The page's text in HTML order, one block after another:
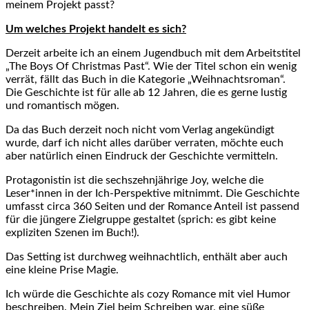
meinem Projekt passt?
Um welches Projekt handelt es sich?
Derzeit arbeite ich an einem Jugendbuch mit dem Arbeitstitel
„The Boys Of Christmas Past“. Wie der Titel schon ein wenig
verrät, fällt das Buch in die Kategorie „Weihnachtsroman“.
Die Geschichte ist für alle ab 12 Jahren, die es gerne lustig
und romantisch mögen.
Da das Buch derzeit noch nicht vom Verlag angekündigt
wurde, darf ich nicht alles darüber verraten, möchte euch
aber natürlich einen Eindruck der Geschichte vermitteln.
Protagonistin ist die sechszehnjährige Joy, welche die
Leser*innen in der Ich-Perspektive mitnimmt. Die Geschichte
umfasst circa 360 Seiten und der Romance Anteil ist passend
für die jüngere Zielgruppe gestaltet (sprich: es gibt keine
expliziten Szenen im Buch!).
Das Setting ist durchweg weihnachtlich, enthält aber auch
eine kleine Prise Magie.
Ich würde die Geschichte als cozy Romance mit viel Humor
beschreiben. Mein Ziel beim Schreiben war, eine süße